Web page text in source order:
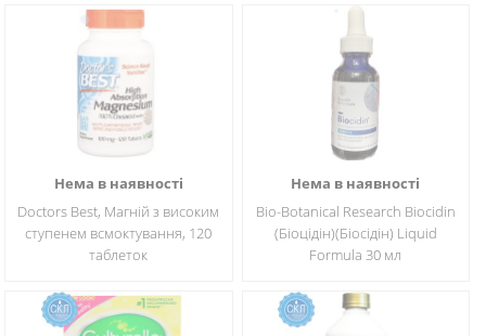
Нема в наявності
Doctors Best, Магній з високим
ступенем всмоктування, 120
таблеток
Нема в наявності
Bio-Botanical Research Biocidin
(Біоцідін)(Біосідін) Liquid
Formula 30 мл